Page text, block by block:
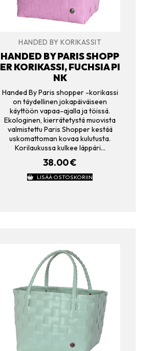
HANDED BY KORIKASSIT
HANDED BY PARIS SHOPP
ER KORIKASSI, FUCHSIA PI
NK
Handed By Paris shopper -korikassi
on täydellinen jokapäiväiseen
käyttöön vapaa-ajalla ja töissä.
Ekologinen, kierrätetystä muovista
valmistettu Paris Shopper kestää
uskomattoman kovaa kulutusta.
Korilaukussa kulkee läppäri…
38.00€
LISÄÄ OSTOSKORIIN